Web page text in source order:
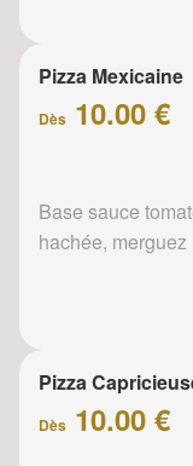
Pizza Mexicaine
Dès 10.00 €
Base sauce
hachée, merguez
Pizza
Dès 10.00 €